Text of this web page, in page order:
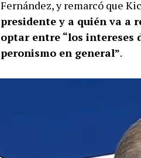
Fernández, y remarcó que
presidente y a quién va a
optar entre “los intereses
peronismo en general”.